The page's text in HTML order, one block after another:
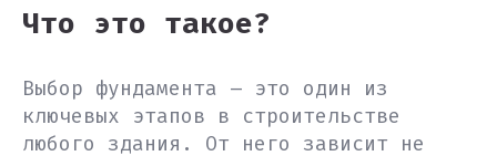
Что это такое?
Выбор фундамента – это один из
ключевых этапов в строительстве
любого здания. От него зависит не